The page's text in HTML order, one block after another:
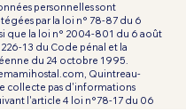
personnelles sont
par la loi n° 78-87 du 6
que la loi n° 2004-801 du 6 août
13 du Code pénal et la
du 24 octobre 1995.
Quintreau-
collecte pas d'informations
l'article 4 loi n°78-17 du 06